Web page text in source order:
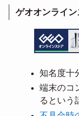
ゲオオンライ
知名度十
端末のコ
るという